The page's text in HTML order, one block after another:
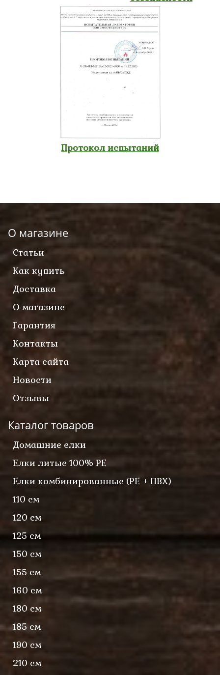
Протокол испытаний
О магазине
Статьи
Как купить
Доставка
О магазине
Гарантия
Контакты
Карта сайта
Новости
Отзывы
Каталог товаров
Домашние елки
Елки литые 100% PE
Елки комбинированные (PE + ПВХ)
110 см
120 см
125 см
150 см
155 см
160 см
180 см
185 см
190 см
210 см